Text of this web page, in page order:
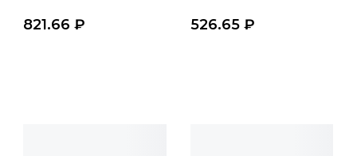
821.66 ₽ 526.65 ₽